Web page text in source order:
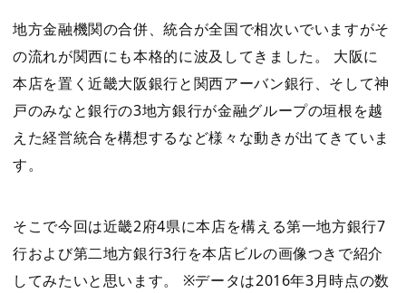
地方金融機関の合併、統合が全国で相次いでいますがそ
の流れが関西にも本格的に波及してきました。 大阪に
本店を置く近畿大阪銀行と関西アーバン銀行、そして神
戸のみなと銀行の3地方銀行が金融グループの垣根を越
えた経営統合を構想するなど様々な動きが出てきていま
す。
そこで今回は近畿2府4県に本店を構える第一地方銀行7
行および第二地方銀行3行を本店ビルの画像つきで紹介
してみたいと思います。 ※データは2016年3月時点の数